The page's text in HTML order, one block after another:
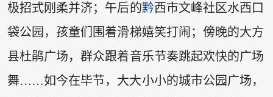
极招式刚柔并济；午后的黔西市文峰社区水西口
袋公园，孩童们围着滑梯嬉笑打闹；傍晚的大方
县杜鹃广场，群众跟着音乐节奏跳起欢快的广场
舞……如今在毕节，大大小小的城市公园广场，